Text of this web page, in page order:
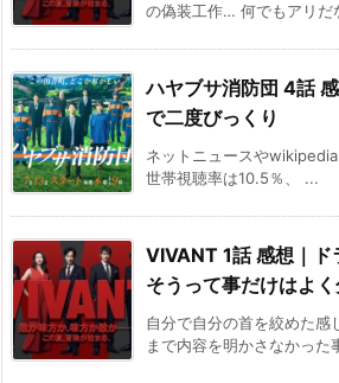
の偽装工作… 何でもアリ
ハヤブサ消防団 4話
で二度びっくり
ネットニュースや
世帯視聴率は10.5％、 ...
VIVANT 1話 感想｜ド
そうって事だけはよく
自分で自分の首を絞めた
まで内容を明かさなかった